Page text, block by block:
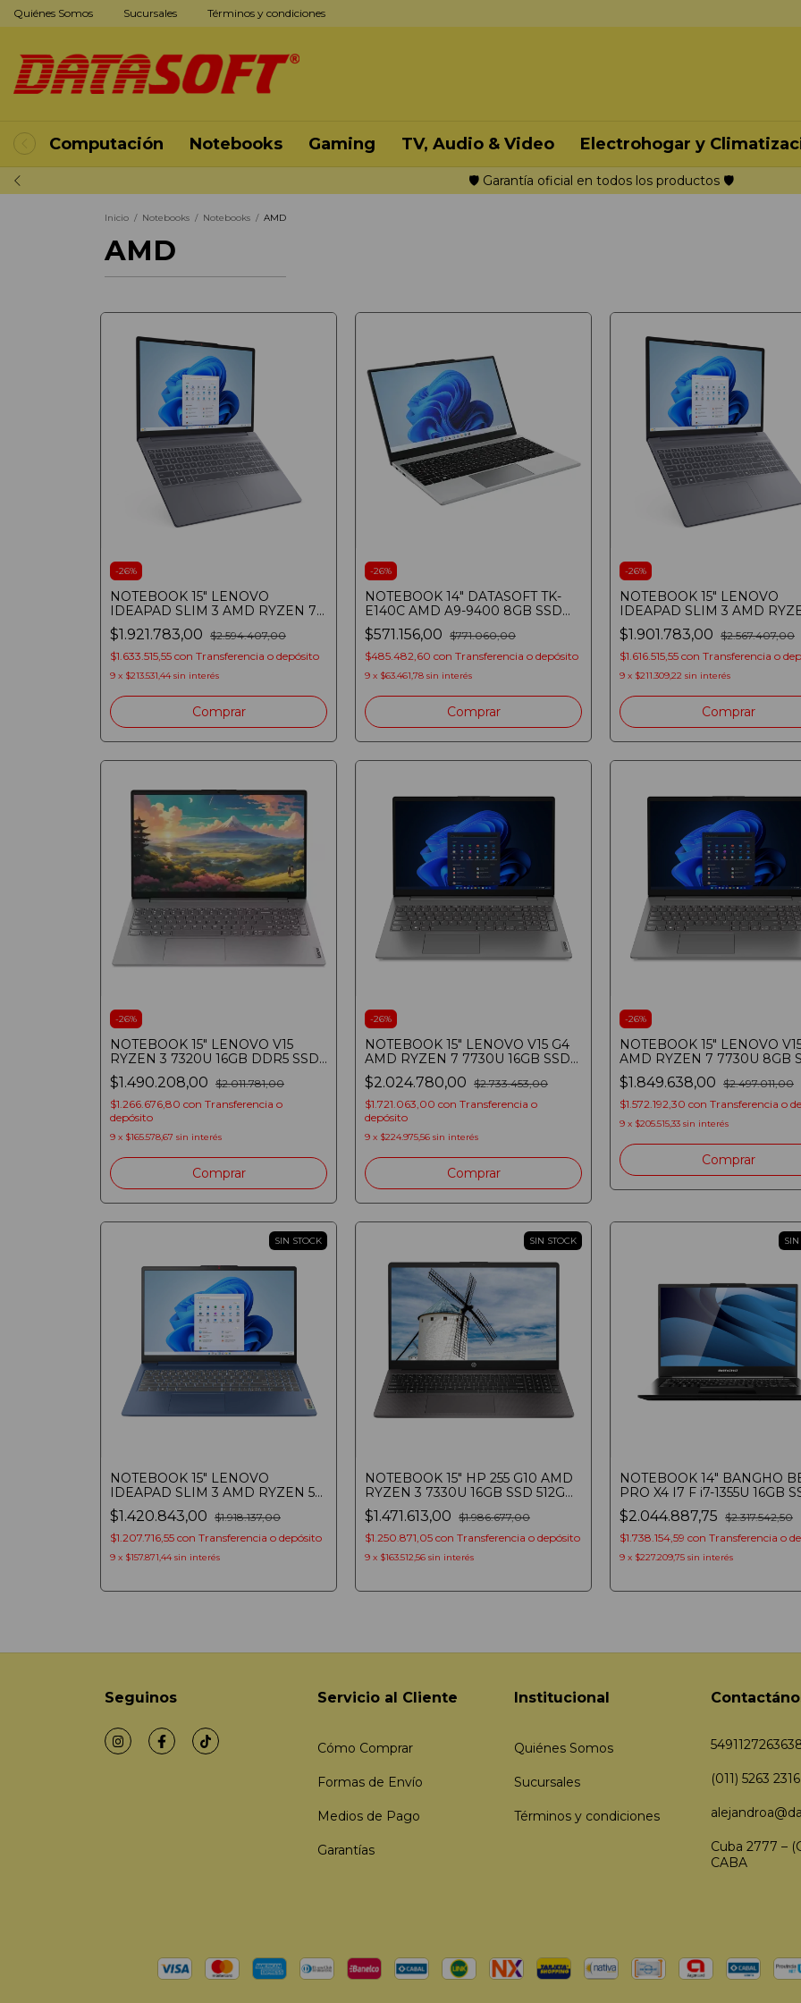
Quiénes Somos Sucursales Términos y condiciones
🛡️ Garantía oficial en todos los productos 🛡️
Computación Notebooks Gaming TV, Audio & Video Electrohogar y
Inicio / Notebooks / Notebooks / AMD
AMD
-26%
NOTEBOOK 15" LENOVO
IDEAPAD SLIM 3 AMD RYZEN 7
7735HS 16GB SSD 512GB WUXGA
WIN 11 LUNA GREY
$1.921.783,00 $2.594.407,00
$1.633.515,55 con Transferencia o depósito
9 x $213.531,44 sin interés
-26%
NOTEBOOK 14" DATASOFT TK-
E140C AMD A9-9400 8GB SSD
256GB TECLADO NUMERICO
WINDOWS
$571.156,00 $771.060,00
$485.482,60 con Transferencia o depósito
9 x $63.461,78 sin interés
-26%
NOTEBOOK 15" LENOVO
IDEAPAD SLIM 3 AMD
7735HS 16GB SSD 512GB
LUNA GREY
$1.901.783,00 $2.567.407,00
$1.616.515,55 con Transferencia o
9 x $211.309,22 sin interés
-26%
NOTEBOOK 15" LENOVO V15
RYZEN 3 7320U 16GB DDR5 SSD
512GB FULLHD
$1.490.208,00 $2.011.781,00
$1.266.676,80 con Transferencia o
depósito
9 x $165.578,67 sin interés
-26%
NOTEBOOK 15" LENOVO V15 G4
AMD RYZEN 7 7730U 16GB SSD
512GB FULLHD WINDOWS PRO
IRON GREY
$2.024.780,00 $2.733.453,00
$1.721.063,00 con Transferencia o
depósito
9 x $224.975,56 sin interés
-26%
NOTEBOOK 15" LENOVO
AMD RYZEN 7 7730U 8GB
512GB FULLHD IRON GREY
$1.849.638,00 $2.497.011,00
$1.572.192,30 con Transferencia o
9 x $205.515,33 sin interés
SIN STOCK
NOTEBOOK 15" LENOVO
IDEAPAD SLIM 3 AMD RYZEN 5
7520U 16GB SSD 512GB FHD
ABYSS BLUE
$1.420.843,00 $1.918.137,00
$1.207.716,55 con Transferencia o depósito
9 x $157.871,44 sin interés
SIN STOCK
NOTEBOOK 15" HP 255 G10 AMD
RYZEN 3 7330U 16GB SSD 512GB
HD WINDOWS 11 PRO
$1.471.613,00 $1.986.677,00
$1.250.871,05 con Transferencia o depósito
9 x $163.512,56 sin interés
NOTEBOOK 14" BANGHO
PRO X4 I7 F i7-1355U 16GB
960GB FHD
$2.044.887,75 $2.317.542,50
$1.738.154,59 con Transferencia o
9 x $227.209,75 sin interés
Seguinos Servicio al Cliente
Cómo Comprar
Formas de Envío
Medios de Pago
Garantías
Institucional
Quiénes Somos
Sucursales
Términos y condiciones
(011) 5263 2316
Cuba 2777 –
CABA